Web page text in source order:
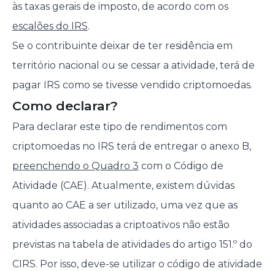
às taxas gerais de imposto, de acordo com os
escalões do IRS.
Se o contribuinte deixar de ter residência em
território nacional ou se cessar a atividade, terá de
pagar IRS como se tivesse vendido criptomoedas.
Como declarar?
Para declarar este tipo de rendimentos com
criptomoedas no IRS terá de entregar o anexo B,
preenchendo o Quadro 3 com o Código de
Atividade (CAE). Atualmente, existem dúvidas
quanto ao CAE a ser utilizado, uma vez que as
atividades associadas a criptoativos não estão
previstas na tabela de atividades do artigo 151.º do
CIRS. Por isso, deve-se utilizar o código de atividade